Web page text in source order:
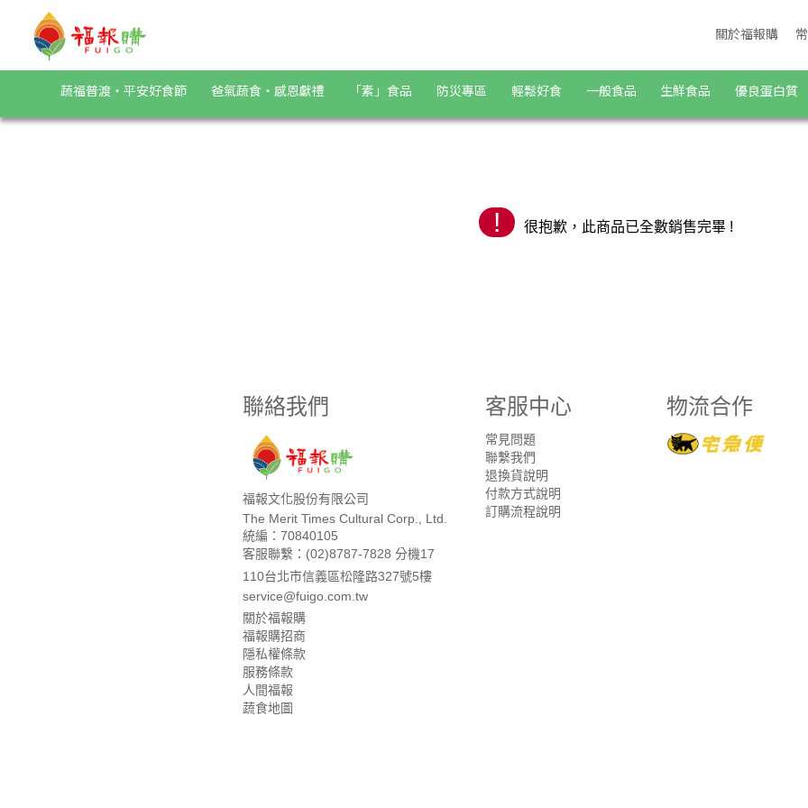
福報購蔬食購物商城，台灣第一素食、環保、愛地球的蔬食購物商城 | 福報購蔬食購物商城
關於福報購
蔬福普渡・平安好食節 爸氣蔬食・感恩獻禮 「素」食品 防災專區 輕鬆好食 一般食品 生鮮食品 優良蛋白質
! 很抱歉，此商品已全數銷售完畢 !
聯絡我們
福報文化股份有限公司
The Merit Times Cultural Corp., Ltd.
統編：70840105
客服聯繫：(02)8787-7828 分機17
110台北市信義區松隆路327號5樓
service@fuigo.com.tw
關於福報購
福報購招商
隱私權條款
服務條款
人間福報
蔬食地圖
客服中心
常見問題
聯繫我們
退換貨說明
付款方式說明
訂購流程說明
物流合作